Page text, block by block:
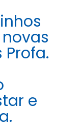
Profa.
e